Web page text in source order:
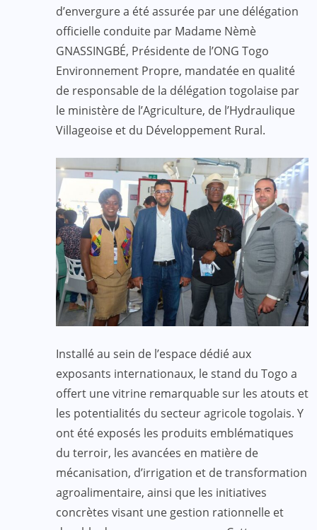
d’envergure a été assurée par une délégation
officielle conduite par Madame Nèmè
GNASSINGBÉ, Présidente de l’ONG Togo
Environnement Propre, mandatée en qualité
de responsable de la délégation togolaise par
le ministère de l’Agriculture, de l’Hydraulique
Villageoise et du Développement Rural.
Installé au sein de l’espace dédié aux
exposants internationaux, le stand du Togo a
offert une vitrine remarquable sur les atouts et
les potentialités du secteur agricole togolais. Y
ont été exposés les produits emblématiques
du terroir, les avancées en matière de
mécanisation, d’irrigation et de transformation
agroalimentaire, ainsi que les initiatives
concrètes visant une gestion rationnelle et